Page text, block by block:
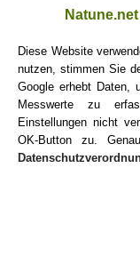
Diese Website
nutzen, stimmen Sie
Google erhebt Daten,
Messwerte zu
Einstellungen nicht
OK-Button zu.